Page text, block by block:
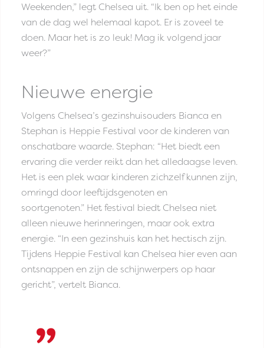
Weekenden,” legt Chelsea uit. “Ik ben op het einde
van de dag wel helemaal kapot. Er is zoveel te
doen. Maar het is zo leuk! Mag ik volgend jaar
weer?”
Nieuwe energie
Volgens Chelsea’s gezinshuisouders Bianca en
Stephan is Heppie Festival voor de kinderen van
onschatbare waarde. Stephan: “Het biedt een
ervaring die verder reikt dan het alledaagse leven.
Het is een plek waar kinderen zichzelf kunnen zijn,
omringd door leeftijdsgenoten en
soortgenoten.” Het festival biedt Chelsea niet
alleen nieuwe herinneringen, maar ook extra
energie. “In een gezinshuis kan het hectisch zijn.
Tijdens Heppie Festival kan Chelsea hier even aan
ontsnappen en zijn de schijnwerpers op haar
gericht”, vertelt Bianca.